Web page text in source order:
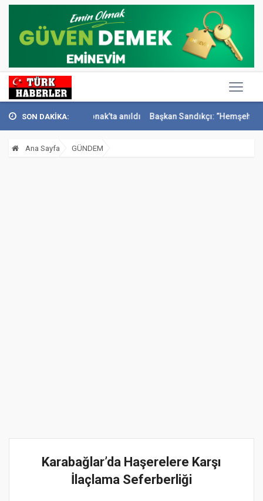
SON DAKİKA:
Sivri Konak’ta anıldı Başkan Sandıkçı: ”Hemşehrilerimizle
Ana Sayfa GÜNDEM
Karabağlar’da Haşerelere Karşı
İlaçlama Seferberliği